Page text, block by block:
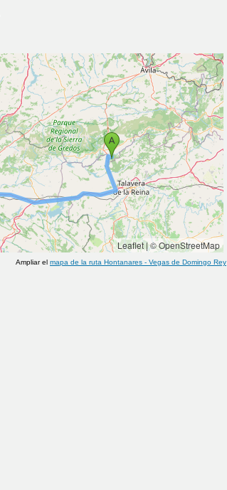
Leaflet|© OpenStreetMap
Ampliar el mapa de la ruta Hontanares - Vegas de Domingo Rey